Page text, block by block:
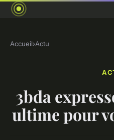
Accueil›Actu
3bda
ultime pour